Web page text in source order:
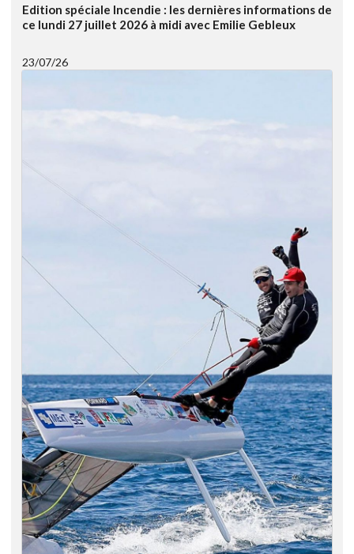
Edition spéciale Incendie : les dernières informations de
ce lundi 27 juillet 2026 à midi avec Emilie Gebleux
23/07/26